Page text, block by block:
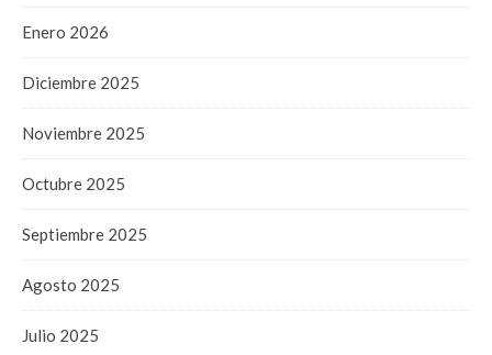
Enero 2026
Diciembre 2025
Noviembre 2025
Octubre 2025
Septiembre 2025
Agosto 2025
Julio 2025